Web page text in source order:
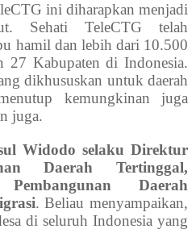
ini diharapkan menjadi
Sehati TeleCTG telah
hamil dan lebih dari 10.500
Kabupaten di Indonesia.
dikhususkan untuk daerah
kemungkinan juga
juga.
Widodo selaku Direktur
Daerah Tertinggal,
Daerah
. Beliau menyampaikan,
di seluruh Indonesia yang